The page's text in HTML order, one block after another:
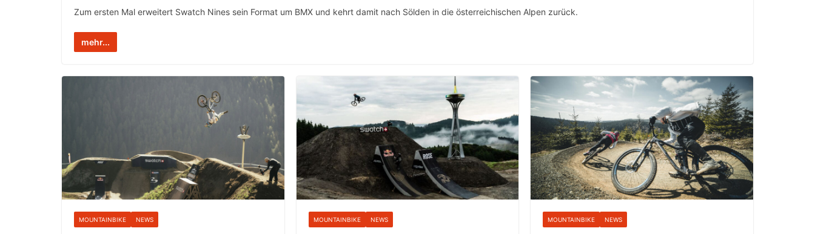
Zum ersten Mal erweitert Swatch Nines sein Format um BMX und kehrt damit nach Sölden in die österreichischen Alpen zurück.
mehr...
MOUNTAINBIKE NEWS MOUNTAINBIKE NEWS MOUNTAINBIKE NEWS